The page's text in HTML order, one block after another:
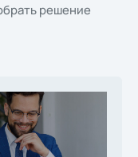
решение